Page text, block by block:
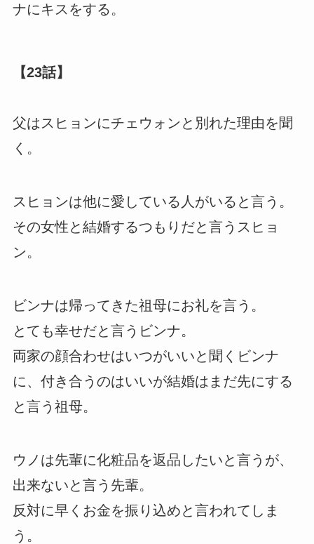
ナにキスをする。
【23話】
父はスヒョンにチェウォンと別れた理由を聞
く。
スヒョンは他に愛している人がいると言う。
その女性と結婚するつもりだと言うスヒョ
ン。
ビンナは帰ってきた祖母にお礼を言う。
とても幸せだと言うビンナ。
両家の顔合わせはいつがいいと聞くビンナ
に、付き合うのはいいが結婚はまだ先にする
と言う祖母。
ウノは先輩に化粧品を返品したいと言うが、
出来ないと言う先輩。
反対に早くお金を振り込めと言われてしま
う。